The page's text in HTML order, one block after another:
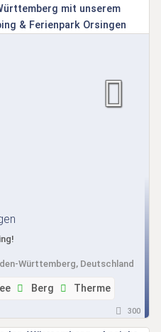
Württemberg, Deutschland
Berg Therme
300